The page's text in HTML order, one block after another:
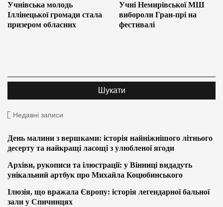
Учнівська молодь
Іллінецької громади стала
призером обласних
Учні Немирівської МШ
вибороли Гран-прі на
фестивалі
Недавні записи
День малини з вершками: історія найніжнішого літнього
десерту та найкращі ласощі з улюбленої ягоди
Архіви, рукописи та ілюстрації: у Вінниці видадуть
унікальний артбук про Михайла Коцюбинського
Ілюзія, що вражала Європу: історія легендарної бальної
зали у Спичинцях